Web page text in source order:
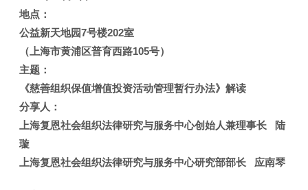
地点：
公益新天地园7号楼202室
（上海市黄浦区普育西路105号）
主题：
《慈善组织保值增值投资活动管理暂行办法》解读
分享人：
上海复恩社会组织法律研究与服务中心创始人兼理事长
陆
璇
上海复恩社会组织法律研究与服务中心研究部部长 应南琴